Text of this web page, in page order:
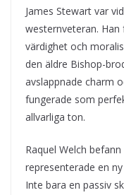
James Stewart var
westernveteran.
värdighet och
den äldre Bishop-
avslappnade charm
fungerade som
allvarliga ton.
Raquel Welch
representerade en
Inte bara en passiv